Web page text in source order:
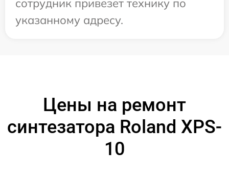
сотрудник привезет технику по
указанному адресу.
Цены на ремонт
синтезатора Roland XPS-
10